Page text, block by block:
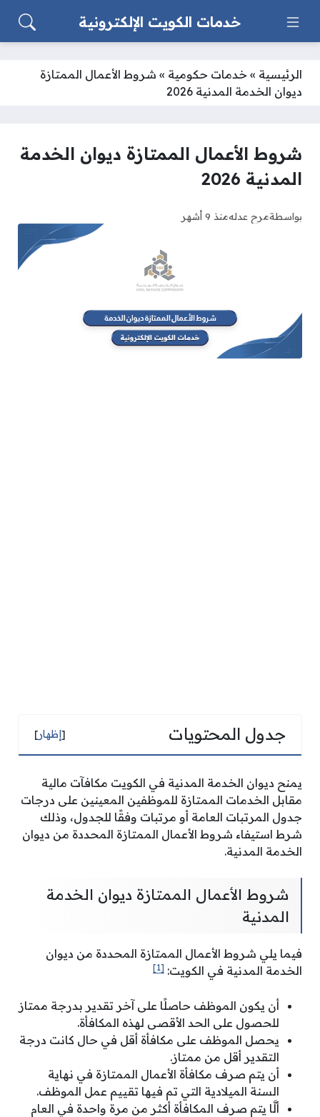
خدمات الكويت الإلكترونية
الرئيسية » خدمات حكومية » شروط الأعمال الممتازة
ديوان الخدمة المدنية 2026
شروط الأعمال الممتازة ديوان الخدمة
المدنية 2026
بواسطةمرح عدلهمنذ 9 أشهر
جدول المحتويات [إظهار]
يمنح ديوان الخدمة المدنية في الكويت مكافآت مالية
مقابل الخدمات الممتازة للموظفين المعينين على درجات
جدول المرتبات العامة أو مرتبات وفقًا للجدول، وذلك
شرط استيفاء شروط الأعمال الممتازة المحددة من ديوان
الخدمة المدنية.
شروط الأعمال الممتازة ديوان الخدمة
المدنية
فيما يلي شروط الأعمال الممتازة المحددة من ديوان
الخدمة المدنية في الكويت: [1]
أن يكون الموظف حاصلًا على آخر تقدير بدرجة ممتاز
للحصول على الحد الأقصى لهذه المكافأة.
يحصل الموظف على مكافأة أقل في حال كانت درجة
التقدير أقل من ممتاز.
أن يتم صرف مكافأة الأعمال الممتازة في نهاية
السنة الميلادية التي تم فيها تقييم عمل الموظف.
ألَّا يتم صرف المكافأة أكثر من مرة واحدة في العام